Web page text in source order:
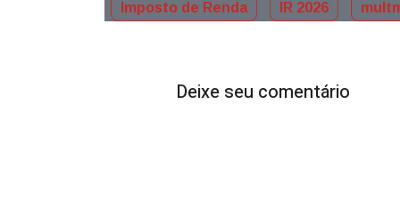
Imposto de Renda IR 2026
Deixe seu comentário